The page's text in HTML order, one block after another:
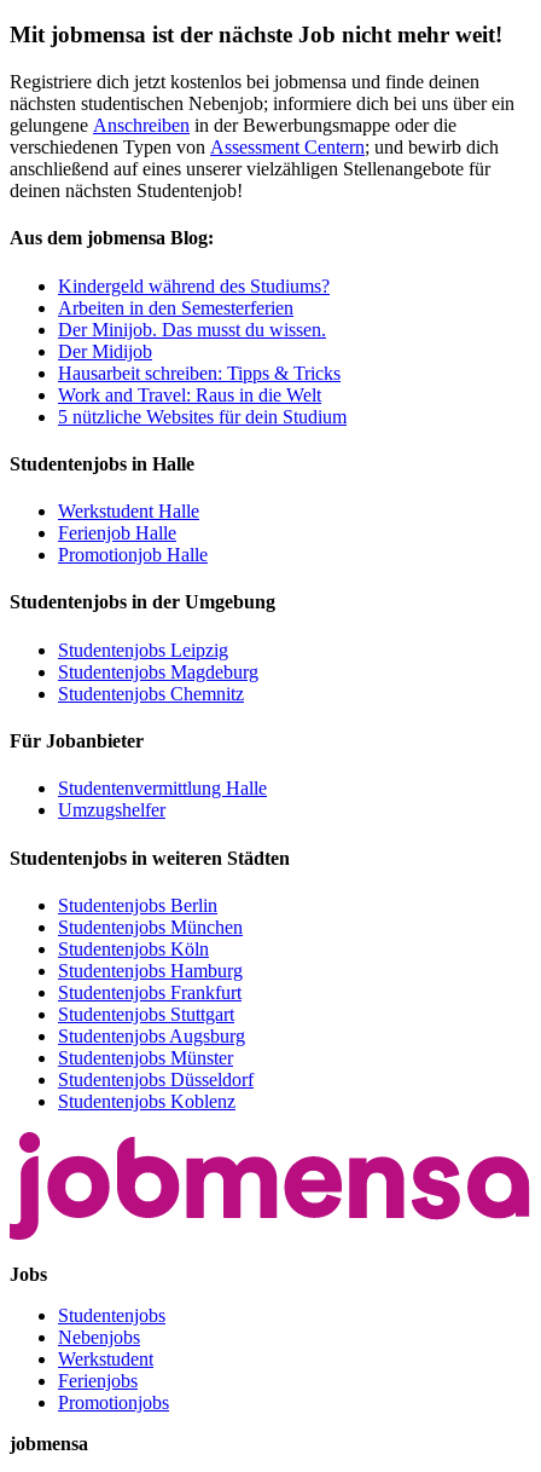
Mit jobmensa ist der nächste Job nicht mehr weit!
Registriere dich jetzt kostenlos bei jobmensa und finde deinen
nächsten studentischen Nebenjob; informiere dich bei uns über ein
gelungene Anschreiben in der Bewerbungsmappe oder die
verschiedenen Typen von Assessment Centern; und bewirb dich
anschließend auf eines unserer vielzähligen Stellenangebote für
deinen nächsten Studentenjob!
Aus dem jobmensa Blog:
Kindergeld während des Studiums?
Arbeiten in den Semesterferien
Der Minijob. Das musst du wissen.
Der Midijob
Hausarbeit schreiben: Tipps & Tricks
Work and Travel: Raus in die Welt
5 nützliche Websites für dein Studium
Studentenjobs in Halle
Werkstudent Halle
Ferienjob Halle
Promotionjob Halle
Studentenjobs in der Umgebung
Studentenjobs Leipzig
Studentenjobs Magdeburg
Studentenjobs Chemnitz
Für Jobanbieter
Studentenvermittlung Halle
Umzugshelfer
Studentenjobs in weiteren Städten
Studentenjobs Berlin
Studentenjobs München
Studentenjobs Köln
Studentenjobs Hamburg
Studentenjobs Frankfurt
Studentenjobs Stuttgart
Studentenjobs Augsburg
Studentenjobs Münster
Studentenjobs Düsseldorf
Studentenjobs Koblenz
Jobs
Studentenjobs
Nebenjobs
Werkstudent
Ferienjobs
Promotionjobs
jobmensa